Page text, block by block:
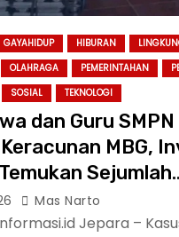
GAYAHIDUP HIBURAN
OLAHRAGA PEMERINTAHAN
SOSIAL TEKNOLOGI
dan Guru
MBG,
Sejumlah
di Dapur SPPG
Mas Narto
Jepara –